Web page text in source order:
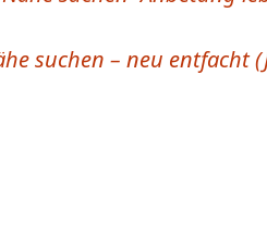
suchen – neu entfacht